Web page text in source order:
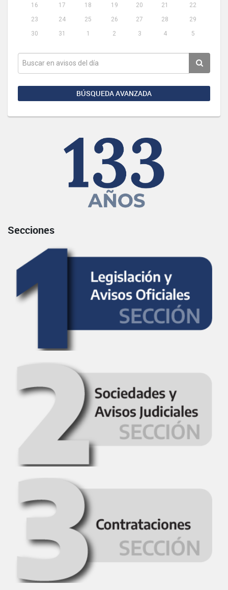
16
17 18 19 20 21
22
23
24 25 26 27 28
29
30
31 1 2 3 4 5
BÚSQUEDA AVANZADA
Secciones